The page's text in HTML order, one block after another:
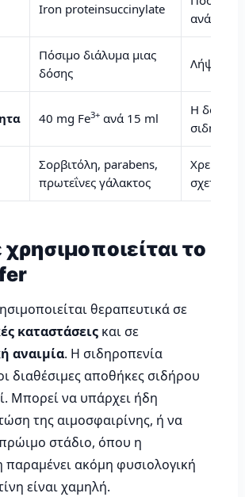
Iron proteinsuccinylate
ανάγκη
Πόσιμο διάλυμα μιας
δόσης
Λήψη σε
40 mg Fe3+ ανά 15 ml
Η δόση
σιδήρου
Σορβιτόλη, parabens,
πρωτεΐνες γάλακτος
σχετικές
το
θεραπευτικά σε
καταστάσεις και σε
αναιμία. Η σιδηροπενία
διαθέσιμες αποθήκες σιδήρου
Μπορεί να υπάρχει ήδη
της αιμοσφαιρίνης, ή να
στάδιο, όπου η
παραμένει ακόμη φυσιολογική
είναι χαμηλή.